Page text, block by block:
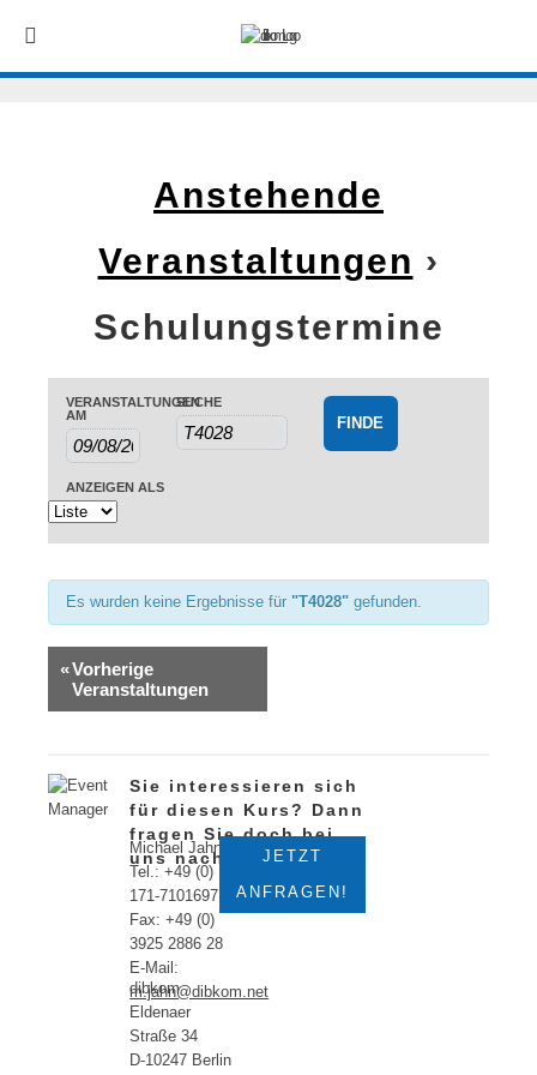
Anstehende
Veranstaltungen ›
Schulungstermine
Veranstaltungen
Suche
und
Ansichten,
Navigation
Veranstaltungen
Suche
VERANSTALTUNGEN
AM
SUCHE
Veranstaltung
Ansichten-
Navigation
ANZEIGEN ALS
Es wurden keine Ergebnisse für "T4028" gefunden.
«Vorherige
Veranstaltungen
Sie interessieren sich
für diesen Kurs? Dann
fragen Sie doch bei
uns nach!
Michael Jahn
Tel.: +49 (0)
171-7101697
Fax: +49 (0)
3925 2886 28
E-Mail:
m.jahn@dibkom.net
dibkom
Eldenaer
Straße 34
D-10247 Berlin
JETZT
ANFRAGEN!